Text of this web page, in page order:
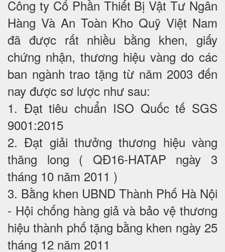
Công ty Cổ Phần Thiết Bị Vật Tư Ngân
Hàng Và An Toàn Kho Quỹ Việt Nam
đã được rất nhiều bằng khen, giấy
chứng nhận, thương hiệu vàng do các
ban ngành trao tặng từ năm 2003 đến
nay được sơ lược như sau:
1. Đạt tiêu chuẩn ISO Quốc tế SGS
9001:2015
2. Đạt giải thưởng thương hiệu vàng
thăng long ( QĐ16-HATAP ngày 3
tháng 10 năm 2011 )
3. Bằng khen UBND Thành Phố Hà Nội
- Hội chống hàng giả và bảo vệ thương
hiệu thành phố tặng bằng khen ngày 25
tháng 12 năm 2011